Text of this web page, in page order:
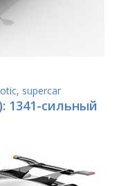
, supercar
1341-сильный